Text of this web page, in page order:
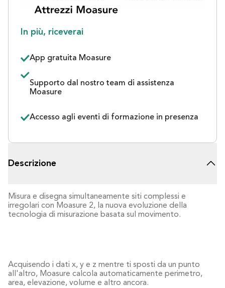
In più, riceverai
App gratuita Moasure
Supporto dal nostro team di assistenza
Moasure
Accesso agli eventi di formazione in presenza
Descrizione
Misura e disegna simultaneamente siti complessi e
irregolari con Moasure 2, la nuova evoluzione della
tecnologia di misurazione basata sul movimento.
Acquisendo i dati x, y e z mentre ti sposti da un punto
all'altro, Moasure calcola automaticamente perimetro,
area, elevazione, volume e altro ancora.